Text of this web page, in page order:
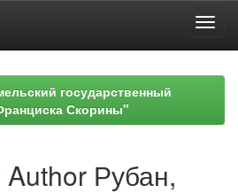
государственный
Скорины"
Рубан,